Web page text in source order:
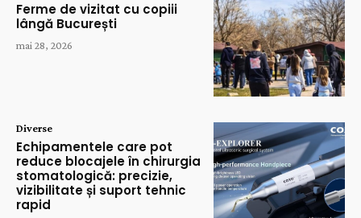
Ferme de vizitat cu copiii
lângă București
mai 28, 2026
Diverse
Echipamentele care pot
reduce blocajele în chirurgia
stomatologică: precizie,
vizibilitate și suport tehnic
rapid